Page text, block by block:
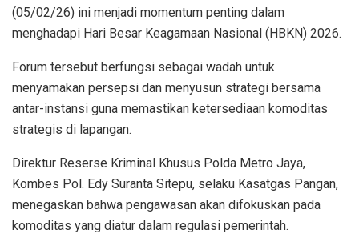
(05/02/26) ini menjadi momentum penting dalam
menghadapi Hari Besar Keagamaan Nasional (HBKN) 2026.
Forum tersebut berfungsi sebagai wadah untuk
menyamakan persepsi dan menyusun strategi bersama
antar-instansi guna memastikan ketersediaan komoditas
strategis di lapangan.
Direktur Reserse Kriminal Khusus Polda Metro Jaya,
Kombes Pol. Edy Suranta Sitepu, selaku Kasatgas Pangan,
menegaskan bahwa pengawasan akan difokuskan pada
komoditas yang diatur dalam regulasi pemerintah.